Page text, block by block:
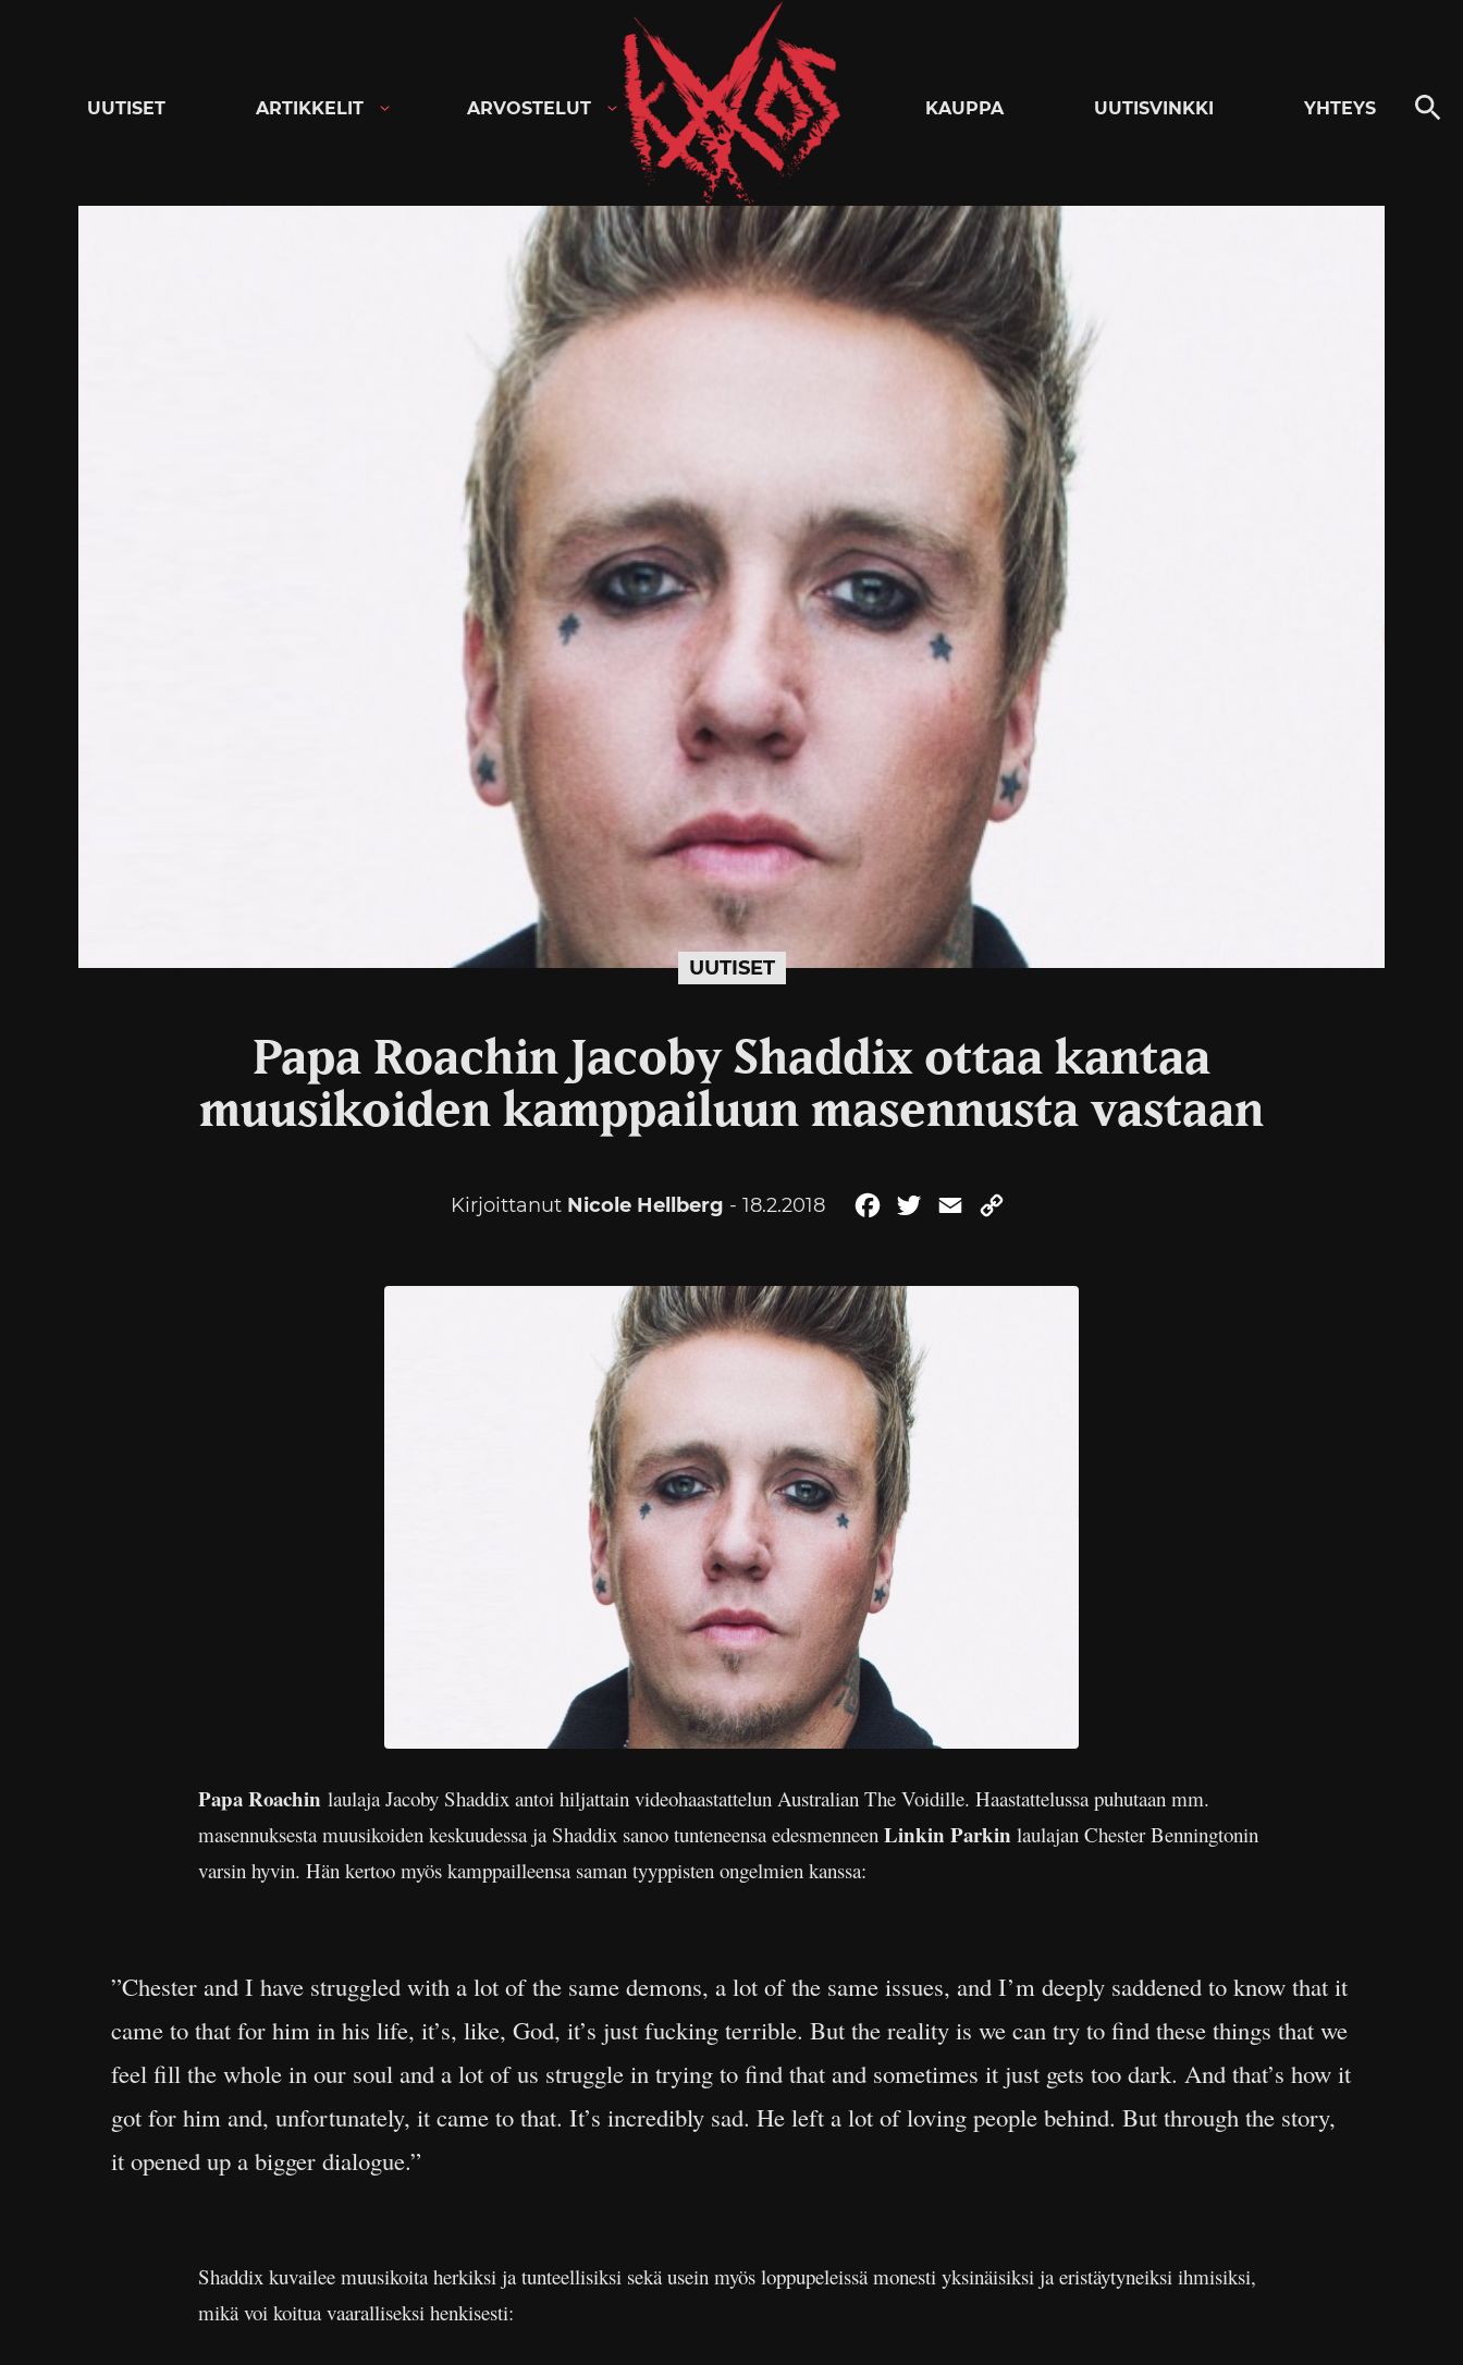
Kaaoszine
UUTISET ARTIKKELIT ARVOSTELUT KAUPPA UUTISVINKKI YHTEYS
UUTISET
Papa Roachin Jacoby Shaddix ottaa kantaa
muusikoiden kamppailuun masennusta vastaan
Kirjoittanut Nicole Hellberg - 18.2.2018 FacebookTwitterEmail
Papa Roachin laulaja Jacoby Shaddix antoi hiljattain videohaastattelun Australian The Voidille. Haastattelussa puhutaan mm.
masennuksesta muusikoiden keskuudessa ja Shaddix sanoo tunteneensa edesmenneen Linkin Parkin laulajan Chester Benningtonin
varsin hyvin. Hän kertoo myös kamppailleensa saman tyyppisten ongelmien kanssa:
”Chester and I have struggled with a lot of the same demons, a lot of the same issues, and I’m deeply saddened to know that it
came to that for him in his life, it’s, like, God, it’s just fucking terrible. But the reality is we can try to find these things that we
feel fill the whole in our soul and a lot of us struggle in trying to find that and sometimes it just gets too dark. And that’s how it
got for him and, unfortunately, it came to that. It’s incredibly sad. He left a lot of loving people behind. But through the story,
it opened up a bigger dialogue.”
Shaddix kuvailee muusikoita herkiksi ja tunteellisiksi sekä usein myös loppupeleissä monesti yksinäisiksi ja eristäytyneiksi ihmisiksi,
mikä voi koitua vaaralliseksi henkisesti: